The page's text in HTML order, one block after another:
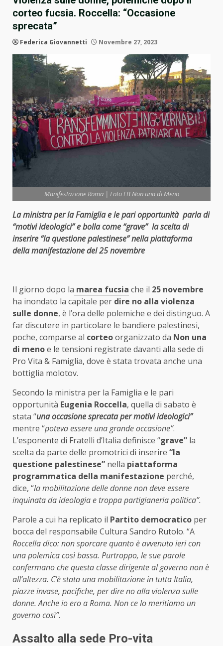
corteo fucsia. Roccella: “Occasione
sprecata”
Federica Giovannetti Novembre 27, 2023
Manifestazione Roma | Foto FB Non una di Meno
La ministra per la Famiglia e le pari opportunità parla di
“motivi ideologici” e bolla come “grave” la scelta di
inserire “la questione palestinese” nella piattaforma
della manifestazione del 25 novembre
Il giorno dopo la marea fucsia che il 25 novembre
ha inondato la capitale per dire no alla violenza
sulle donne, è l’ora delle polemiche e dei distinguo. A
far discutere in particolare le bandiere palestinesi,
poche, comparse al corteoorganizzato da Non una
di menoe le tensioni registrate davanti alla sede di
Pro Vita & Famiglia, dove è stata trovata anche una
bottiglia molotov.
Secondo la ministra per la Famiglia e le pari
opportunità Eugenia Roccella, quella di sabato è
stata “una occasione sprecata per motivi ideologici”
mentre “poteva essere una grande occasione”.
L’esponente di Fratelli d’Italia definisce “grave” la
scelta da parte delle promotrici di inserire “la
questione palestinese” nella piattaforma
programmatica della manifestazione perché,
dice, “la mobilitazione delle donne non deve essere
inquinata da ideologia e troppa partigianeria politica”.
Parole a cui ha replicato il Partito democratico per
bocca del responsabile Cultura Sandro Rutolo. “A
Roccella dico: non sporcare quanto è avvenuto ieri con
una polemica così bassa. Purtroppo, le sue parole
confermano che questa classe dirigente al governo non è
all’altezza. C’è stata una mobilitazione in tutta Italia,
piazze invase, pacifiche, per dire no alla violenza sulle
donne. Anche io ero a Roma. Non ce lo meritiamo un
governo così”.
Assalto alla sede Pro-vita